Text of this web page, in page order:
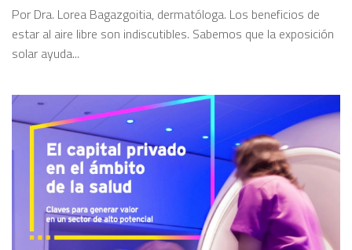
Por Dra. Lorea Bagazgoitia, dermatóloga. Los beneficios de
estar al aire libre son indiscutibles. Sabemos que la exposición
solar ayuda...